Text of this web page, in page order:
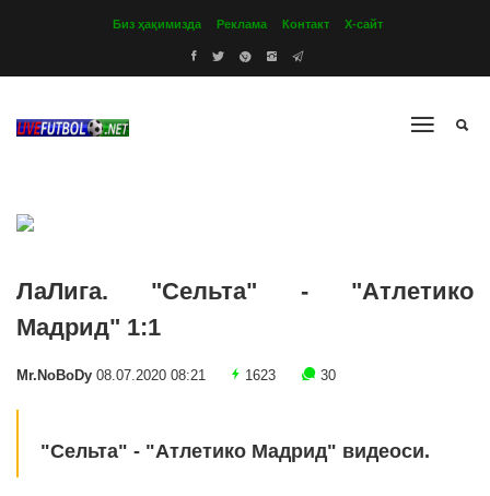
Биз ҳақимизда Реклама Контакт Х-сайт
ЛаЛига. "Сельта" - "Атлетико
Мадрид" 1:1
Mr.NoBoDy 08.07.2020 08:21 1623 30
"Сельта" - "Атлетико Мадрид" видеоси.